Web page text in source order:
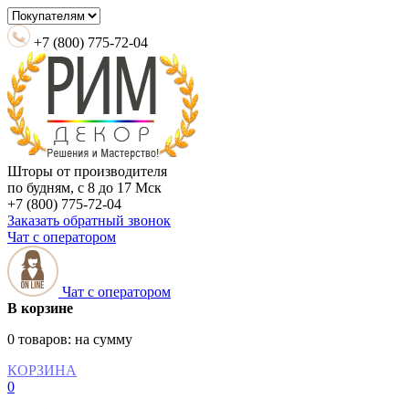
+7 (800) 775-72-04
Шторы от производителя
по будням, с 8 до 17 Мск
+7 (800) 775-72-04
Заказать обратный звонок
Чат с оператором
Чат с оператором
В корзине
0 товаров: на сумму
КОРЗИНА
0